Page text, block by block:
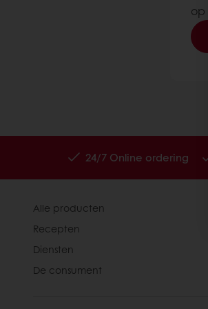
op
24/7 Online ordering
Alle producten
Recepten
Diensten
De consument